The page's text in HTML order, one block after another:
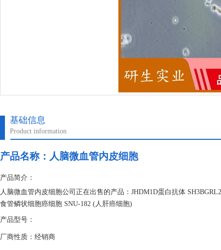
基础信息
Product information
产品名称： 人脑微血管内皮细胞
产品简介：
人脑微血管内皮细胞公司正在出售的产品：JHDM1D蛋白抗体
食管鳞状细胞癌细胞 SNU-182 (人肝癌细胞)
产品型号：
厂商性质：经销商